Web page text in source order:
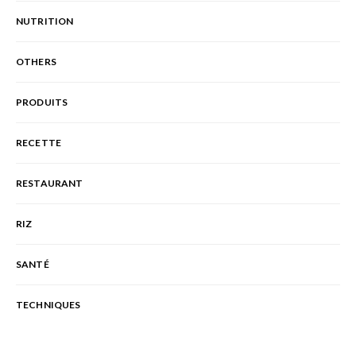
NUTRITION
OTHERS
PRODUITS
RECETTE
RESTAURANT
RIZ
SANTÉ
TECHNIQUES